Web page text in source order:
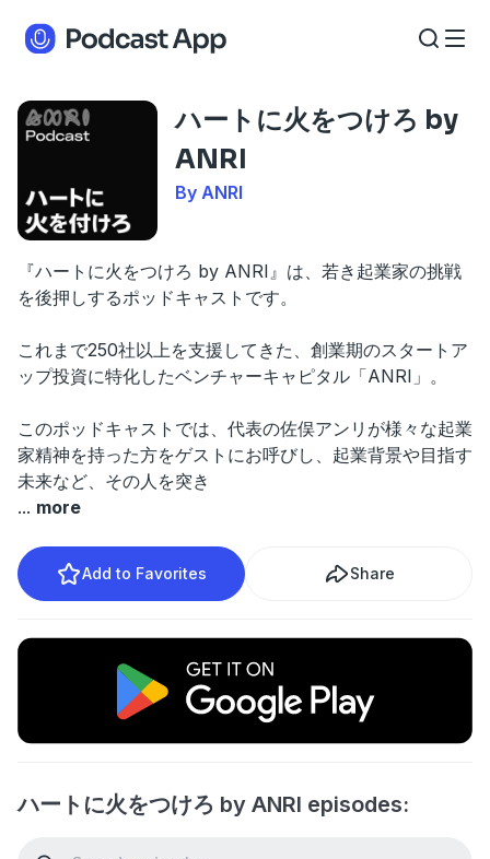
ハートに火をつけろ by
ANRI
By ANRI
『ハートに火をつけろ by ANRI』は、若き起業家の挑戦
を後押しするポッドキャストです。
これまで250社以上を支援してきた、創業期のスタートア
ップ投資に特化したベンチャーキャピタル「ANRI」。
このポッドキャストでは、代表の佐俣アンリが様々な起業
家精神を持った方をゲストにお呼びし、起業背景や目指す
未来など、その人を突き
... more
Add to Favorites Share
ハートに火をつけろ by ANRI episodes: